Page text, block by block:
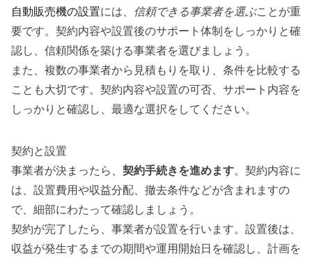
自動販売機の設置には、 信頼できる事業者を選ぶことが重
要です。契約内容や設置後のサポート体制をしっかりと確
認し、信頼関係を築ける事業者を選びましょう。
また、複数の事業者から見積もりを取り、条件を比較する
ことも大切です。契約内容や設置の可否、サポート内容を
しっかりと確認し、最適な選択をしてください。
契約と設置
事業者が決まったら、 契約手続きを進めます。契約内容に
は、設置費用や収益分配、撤去条件などが含まれますの
で、細部にわたって確認しましょう。
契約が完了したら、事業者が設置を行います。設置後は、
収益が発生するまでの期間や運用開始日を確認し、計画を